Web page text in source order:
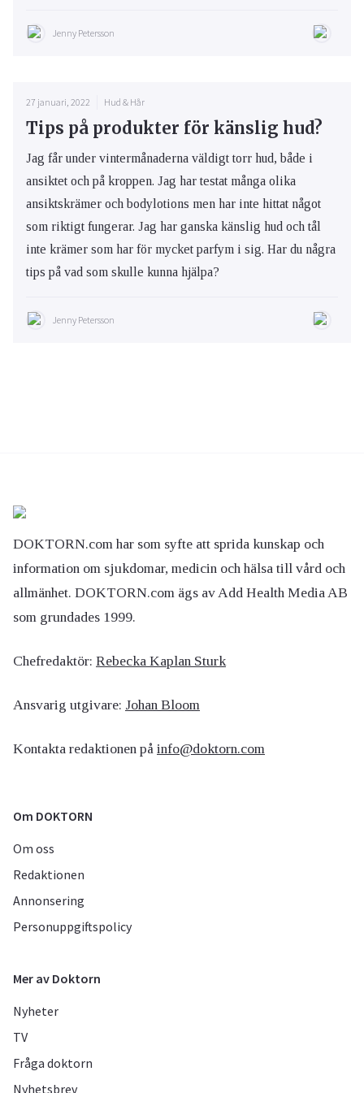
Jenny Petersson
27 januari, 2022 Hud & Hår
Tips på produkter för känslig hud?
Jag får under vintermånaderna väldigt torr hud, både i
ansiktet och på kroppen. Jag har testat många olika
ansiktskrämer och bodylotions men har inte hittat något
som riktigt fungerar. Jag har ganska känslig hud och tål
inte krämer som har för mycket parfym i sig. Har du några
tips på vad som skulle kunna hjälpa?
Jenny Petersson
DOKTORN.com har som syfte att sprida kunskap och
information om sjukdomar, medicin och hälsa till vård och
allmänhet. DOKTORN.com ägs av Add Health Media AB
som grundades 1999.
Chefredaktör: Rebecka Kaplan Sturk
Ansvarig utgivare: Johan Bloom
Kontakta redaktionen på info@doktorn.com
Om DOKTORN
Om oss
Redaktionen
Annonsering
Personuppgiftspolicy
Mer av Doktorn
Nyheter
TV
Fråga doktorn
Nyhetsbrev